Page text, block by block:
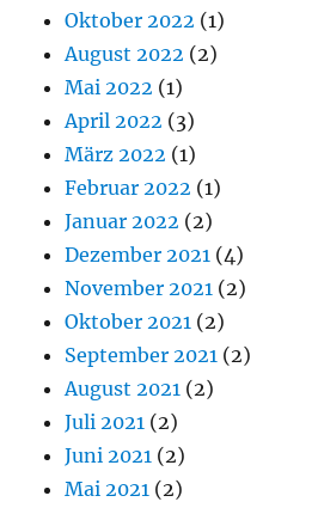
Oktober 2022 (1)
August 2022 (2)
Mai 2022 (1)
April 2022 (3)
März 2022 (1)
Februar 2022 (1)
Januar 2022 (2)
Dezember 2021 (4)
November 2021 (2)
Oktober 2021 (2)
September 2021 (2)
August 2021 (2)
Juli 2021 (2)
Juni 2021 (2)
Mai 2021 (2)